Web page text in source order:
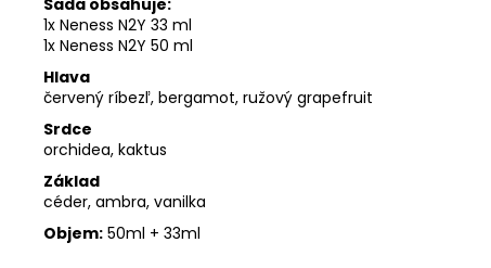
Sada obsahuje:
1x Neness N2Y 33 ml
1x Neness N2Y 50 ml
Hlava
červený ríbezľ, bergamot, ružový grapefruit
Srdce
orchidea, kaktus
Základ
céder, ambra, vanilka
Objem: 50ml + 33ml